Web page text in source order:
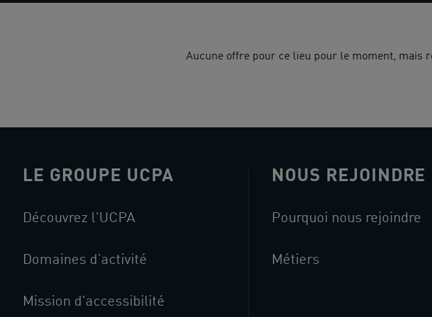
Aucune offre pour ce lieu pour le moment, mais
LE GROUPE UCPA
Découvrez l'UCPA
Domaines d’activité
Mission d'accessibilité
NOUS REJOINDRE
Pourquoi nous rejoindre
Métiers